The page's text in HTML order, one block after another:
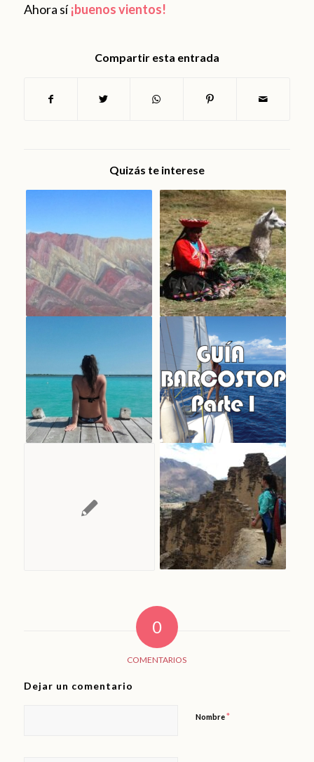
Ahora sí¡buenos vientos!
Compartir esta entrada
Quizás te interese
0
COMENTARIOS
Dejar un comentario
Nombre*